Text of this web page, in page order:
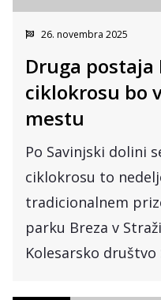
26. novembra 2025
Druga postaja
ciklokrosu bo
mestu
Po Savinjski dolini
ciklokrosu to
tradicionalnem
parku Breza v
Kolesarsko